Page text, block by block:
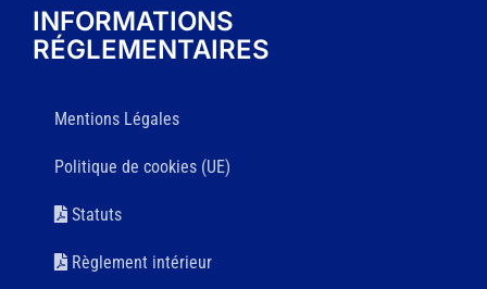
INFORMATIONS
RÉGLEMENTAIRES
Mentions Légales
Politique de cookies (UE)
Statuts
Règlement intérieur